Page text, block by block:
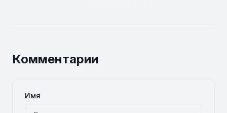
Комментарии
Имя